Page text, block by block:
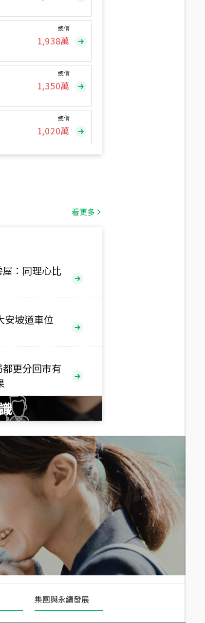
總價
1,938萬
總價
1,350萬
總價
1,020萬
5,800萬
1,938萬
總價
1,020萬
總價
490萬
1,808
看更多
：同理心比
安坡道車位
更分回市有
集團與永續發展